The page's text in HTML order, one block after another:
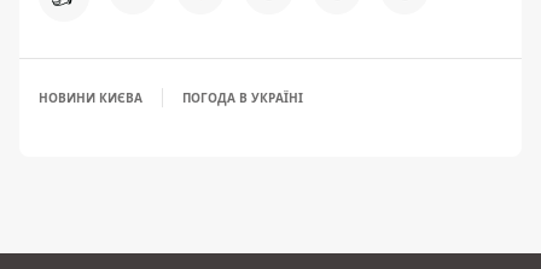
НОВИНИ КИЄВА ПОГОДА В УКРАЇНІ